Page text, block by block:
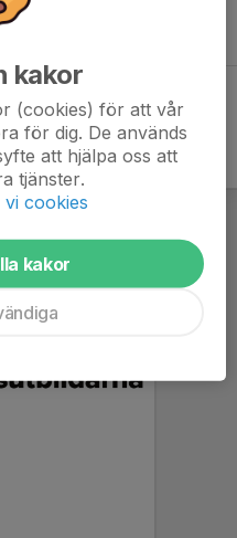
kakor
(cookies) för att vår
för dig. De används
att hjälpa oss att
tjänster.
cookies
kakor